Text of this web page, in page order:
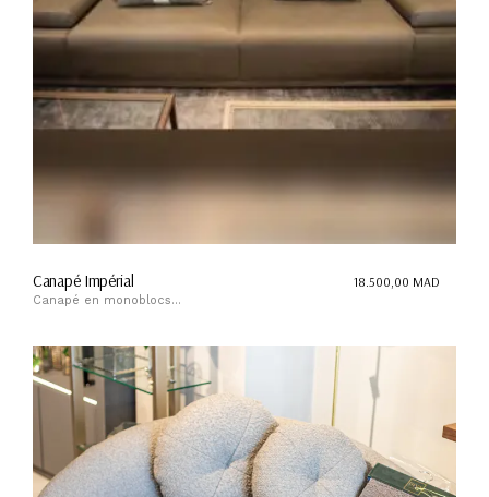
Canapé Impérial
Canapé en monoblocs...
18.500,00 MAD